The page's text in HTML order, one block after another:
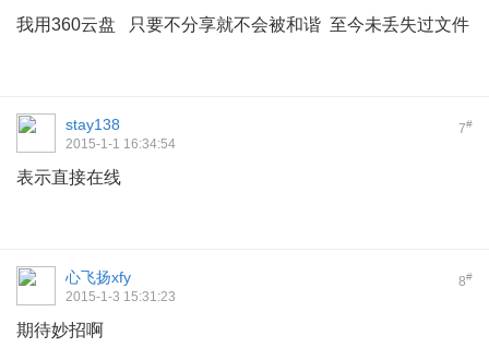
我用360云盘 只要不分享就不会被和谐 至今未丢失过文件
7#
stay138
2015-1-1 16:34:54
表示直接在线
8#
心飞扬xfy
2015-1-3 15:31:23
期待妙招啊